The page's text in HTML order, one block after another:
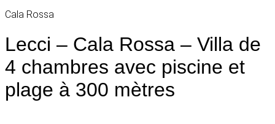
Cala Rossa
Lecci – Cala Rossa – Villa de
4 chambres avec piscine et
plage à 300 mètres